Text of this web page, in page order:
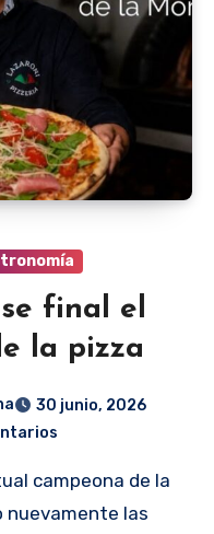
final el
la pizza
30 junio, 2026
nuevamente las